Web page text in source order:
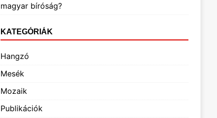
magyar bíróság?
KATEGÓRIÁK
Hangzó
Mesék
Mozaik
Publikációk